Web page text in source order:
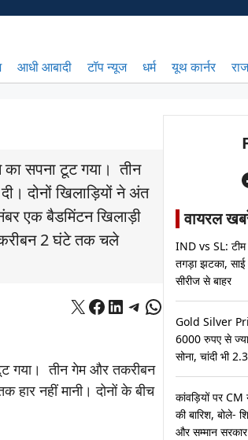
आधी आबादी टॉप न्यूज धर्म यूथ कार्नर
का सपना टूट गया। तीन
दोनों खिलाड़ियों ने अंत
एक बैडमिंटन खिलाड़ी
2 घंटे तक चले
X Facebook
LinkedIn
Telegram
WhatsApp
गया। तीन गेम और तकरीबन
नहीं मानी। दोनों के बीच
वायरल
IND vs SL: टीम
तगड़ा झटका,
सीरीज से बाहर
Gold Silver
6000 रुपए से
सोना, चांदी भी
कांवड़ियों पर CM
की बारिश, बोले-
और सम्मान सरकार